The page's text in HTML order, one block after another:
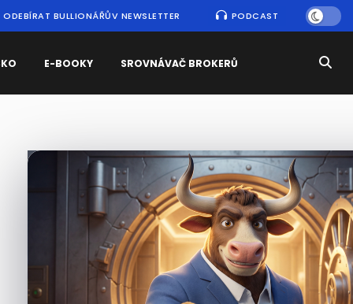
ODEBÍRAT BULLIONÁŘŮV NEWSLETTER PODCAST
E-BOOKY SROVNÁVAČ BROKERŮ
Nejčtenějšízprávy